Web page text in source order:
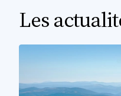
Les